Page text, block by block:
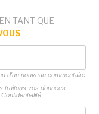
TANT QUE
d'un nouveau commentaire
traitons vos données